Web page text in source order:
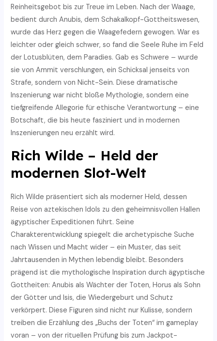
Reinheitsgebot bis zur Treue im Leben. Nach der Waage,
bedient durch Anubis, dem Schakalkopf-Gottheitswesen,
wurde das Herz gegen die Waagefedern gewogen. War es
leichter oder gleich schwer, so fand die Seele Ruhe im Feld
der Lotusblüten, dem Paradies. Gab es Schwere – wurde
sie von Ammit verschlungen, ein Schicksal jenseits von
Strafe, sondern von Nicht-Sein. Diese dramatische
Inszenierung war nicht bloße Mythologie, sondern eine
tiefgreifende Allegorie für ethische Verantwortung – eine
Botschaft, die bis heute fasziniert und in modernen
Inszenierungen neu erzählt wird.
Rich Wilde – Held der
modernen Slot-Welt
Rich Wilde präsentiert sich als moderner Held, dessen
Reise von aztekischen Idols zu den geheimnisvollen Hallen
ägyptischer Expeditionen führt. Seine
Charakterentwicklung spiegelt die archetypische Suche
nach Wissen und Macht wider – ein Muster, das seit
Jahrtausenden in Mythen lebendig bleibt. Besonders
prägend ist die mythologische Inspiration durch ägyptische
Gottheiten: Anubis als Wächter der Toten, Horus als Sohn
der Götter und Isis, die Wiedergeburt und Schutz
verkörpert. Diese Figuren sind nicht nur Kulisse, sondern
treiben die Erzählung des „Buchs der Toten“ im gameplay
voran – von der rituellen Prüfung bis zum Jackpot-